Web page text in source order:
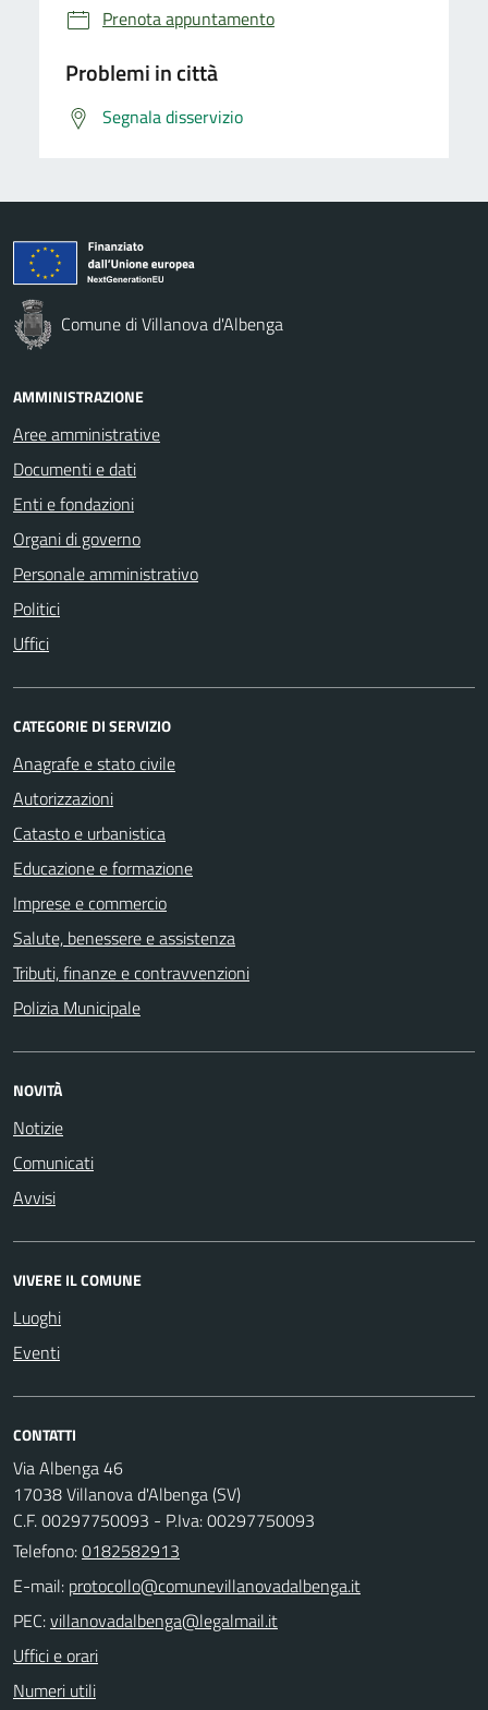
Prenota appuntamento
Problemi in città
Segnala disservizio
Comune di Villanova d'Albenga
AMMINISTRAZIONE
Aree amministrative
Documenti e dati
Enti e fondazioni
Organi di governo
Personale amministrativo
Politici
Uffici
CATEGORIE DI SERVIZIO
Anagrafe e stato civile
Autorizzazioni
Catasto e urbanistica
Educazione e formazione
Imprese e commercio
Salute, benessere e assistenza
Tributi, finanze e contravvenzioni
Polizia Municipale
NOVITÀ
Notizie
Comunicati
Avvisi
VIVERE IL COMUNE
Luoghi
Eventi
CONTATTI
Via Albenga 46
17038 Villanova d'Albenga (SV)
C.F. 00297750093 - P.Iva: 00297750093
Telefono:0182582913
E-mail:
PEC:
Uffici e orari
Numeri utili